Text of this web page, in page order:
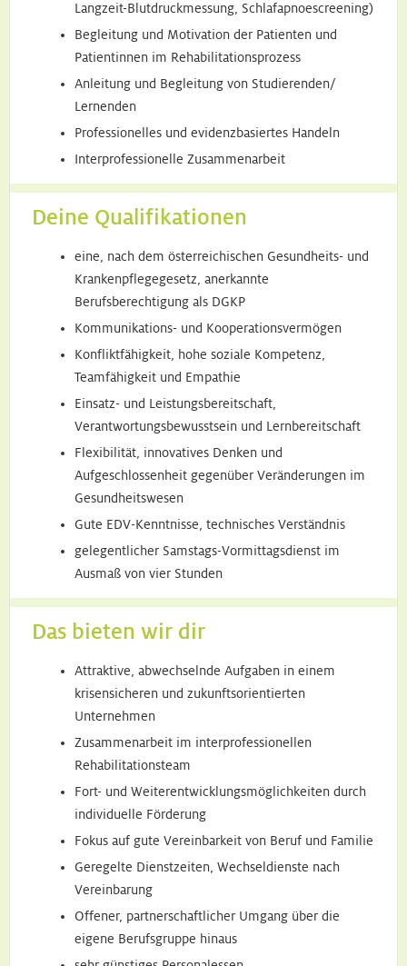
Langzeit-Blutdruckmessung, Schlafapnoescreening)
Begleitung und Motivation der Patienten und
Patientinnen im Rehabilitationsprozess
Anleitung und Begleitung von Studierenden/
Lernenden
Professionelles und evidenzbasiertes Handeln
Interprofessionelle Zusammenarbeit
Deine Qualifikationen
eine, nach dem österreichischen Gesundheits- und
Krankenpflegegesetz, anerkannte
Berufsberechtigung als DGKP
Kommunikations- und Kooperationsvermögen
Konfliktfähigkeit, hohe soziale Kompetenz,
Teamfähigkeit und Empathie
Einsatz- und Leistungsbereitschaft,
Verantwortungsbewusstsein und Lernbereitschaft
Flexibilität, innovatives Denken und
Aufgeschlossenheit gegenüber Veränderungen im
Gesundheitswesen
Gute EDV-Kenntnisse, technisches Verständnis
gelegentlicher Samstags-Vormittagsdienst im
Ausmaß von vier Stunden
Das bieten wir dir
Attraktive, abwechselnde Aufgaben in einem
krisensicheren und zukunftsorientierten
Unternehmen
Zusammenarbeit im interprofessionellen
Rehabilitationsteam
Fort- und Weiterentwicklungsmöglichkeiten durch
individuelle Förderung
Fokus auf gute Vereinbarkeit von Beruf und Familie
Geregelte Dienstzeiten, Wechseldienste nach
Vereinbarung
Offener, partnerschaftlicher Umgang über die
eigene Berufsgruppe hinaus